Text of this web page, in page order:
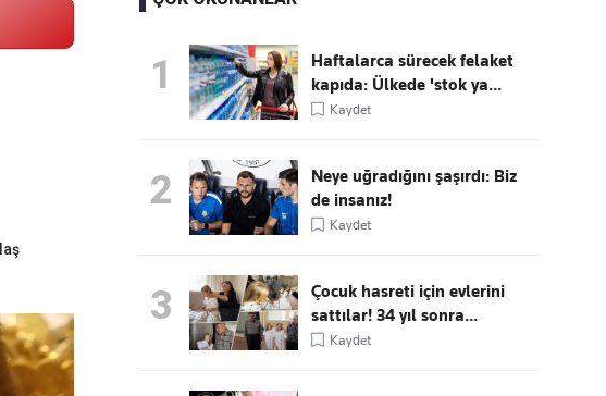
Kaçırmayın
Ücretsiz üye olun, gündemi
1
Haftalarca sürecek felaket
kapıda: Ülkede 'stok ya...
Kaydet
2
Neye uğradığını şaşırdı: Biz
de insanız!
Kaydet
3
Çocuk hasreti için evlerini
sattılar! 34 yıl sonra...
Kaydet